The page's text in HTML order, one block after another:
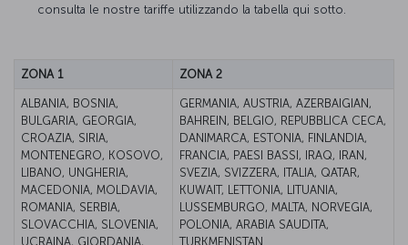
consulta le nostre tariffe utilizzando la tabella qui sotto.
ZONA 1 ZONA 2
ALBANIA, BOSNIA,
BULGARIA, GEORGIA,
CROAZIA, SIRIA,
MONTENEGRO, KOSOVO,
LIBANO, UNGHERIA,
MACEDONIA, MOLDAVIA,
ROMANIA, SERBIA,
SLOVACCHIA, SLOVENIA,
UCRAINA, GIORDANIA,
GERMANIA, AUSTRIA, AZERBAIGIAN,
BAHREIN, BELGIO, REPUBBLICA CECA,
DANIMARCA, ESTONIA, FINLANDIA,
FRANCIA, PAESI BASSI, IRAQ, IRAN,
SVEZIA, SVIZZERA, ITALIA, QATAR,
KUWAIT, LETTONIA, LITUANIA,
LUSSEMBURGO, MALTA, NORVEGIA,
POLONIA, ARABIA SAUDITA,
TURKMENISTAN